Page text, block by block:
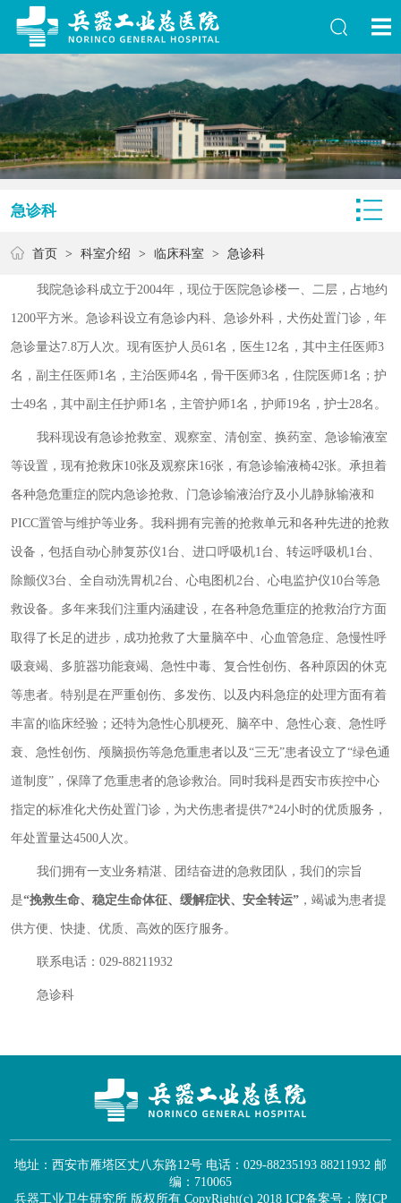
急诊科
首页 > 科室介绍 > 临床科室 > 急诊科
我院急诊科成立于2004年，现位于医院急诊楼一、二层，占地约
1200平方米。急诊科设立有急诊内科、急诊外科，犬伤处置门诊，年
急诊量达7.8万人次。现有医护人员61名，医生12名，其中主任医师3
名，副主任医师1名，主治医师4名，骨干医师3名，住院医师1名；护
士49名，其中副主任护师1名，主管护师1名，护师19名，护士28名。
我科现设有急诊抢救室、观察室、清创室、换药室、急诊输液室
等设置，现有抢救床10张及观察床16张，有急诊输液椅42张。承担着
各种急危重症的院内急诊抢救、门急诊输液治疗及小儿静脉输液和
PICC置管与维护等业务。我科拥有完善的抢救单元和各种先进的抢救
设备，包括自动心肺复苏仪1台、进口呼吸机1台、转运呼吸机1台、
除颤仪3台、全自动洗胃机2台、心电图机2台、心电监护仪10台等急
救设备。多年来我们注重内涵建设，在各种急危重症的抢救治疗方面
取得了长足的进步，成功抢救了大量脑卒中、心血管急症、急慢性呼
吸衰竭、多脏器功能衰竭、急性中毒、复合性创伤、各种原因的休克
等患者。特别是在严重创伤、多发伤、以及内科急症的处理方面有着
丰富的临床经验；还特为急性心肌梗死、脑卒中、急性心衰、急性呼
衰、急性创伤、颅脑损伤等急危重患者以及“三无”患者设立了“绿色通
道制度”，保障了危重患者的急诊救治。同时我科是西安市疾控中心
指定的标准化犬伤处置门诊，为犬伤患者提供7*24小时的优质服务，
年处置量达4500人次。
我们拥有一支业务精湛、团结奋进的急救团队，我们的宗旨
是“挽救生命、 稳定生命体征、缓解症状、安全转运”，竭诚为患者提
供方便、快捷、优质、高效的医疗服务。
联系电话：029-88211932
急诊科
地址：西安市雁塔区丈八东路12号 电话：029-88235193 88211932 邮
编：710065
兵器工业卫生研究所 版权所有 CopyRight(c) 2018 ICP备案号：陕ICP